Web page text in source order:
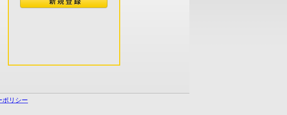
ポリシー